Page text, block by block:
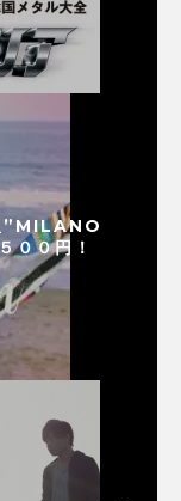
”MILANO
００円！